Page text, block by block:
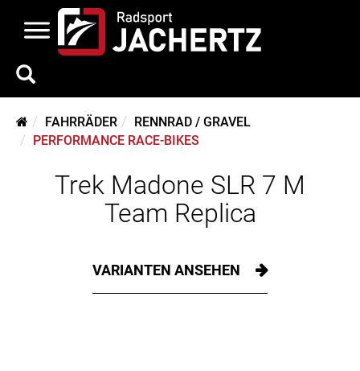
FAHRRÄDER
RENNRAD / GRAVEL
PERFORMANCE RACE-BIKES
Trek Madone SLR 7 M
Team Replica
VARIANTEN ANSEHEN